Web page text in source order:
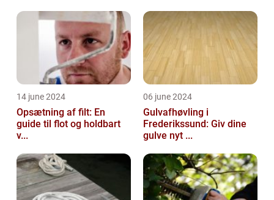
14 june 2024
Opsætning af filt: En
guide til flot og holdbart
v...
06 june 2024
Gulvafhøvling i
Frederikssund: Giv dine
gulve nyt ...